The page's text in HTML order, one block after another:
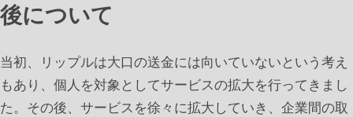
後について
当初、リップルは大口の送金には向いていないという考え
もあり、個人を対象としてサービスの拡大を行ってきまし
た。その後、サービスを徐々に拡大していき、企業間の取